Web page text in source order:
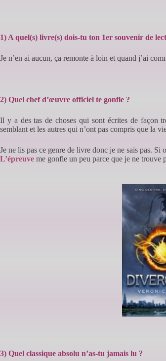
1) A quel(s) livre(s) dois-tu ton 1er souvenir de
Je n’en ai aucun, ça remonte à loin et quand j’ai
2) Quel chef d’œuvre officiel te gonfle ?
Il y a des tas de choses qui sont écrites de façon
semblant et les autres qui n’ont pas compris que la
Je ne lis pas ce genre de livre donc je ne sais pas.
L’épreuve me gonfle un peu parce que je ne trouve
3) Quel classique absolu n’as-tu jamais lu ?